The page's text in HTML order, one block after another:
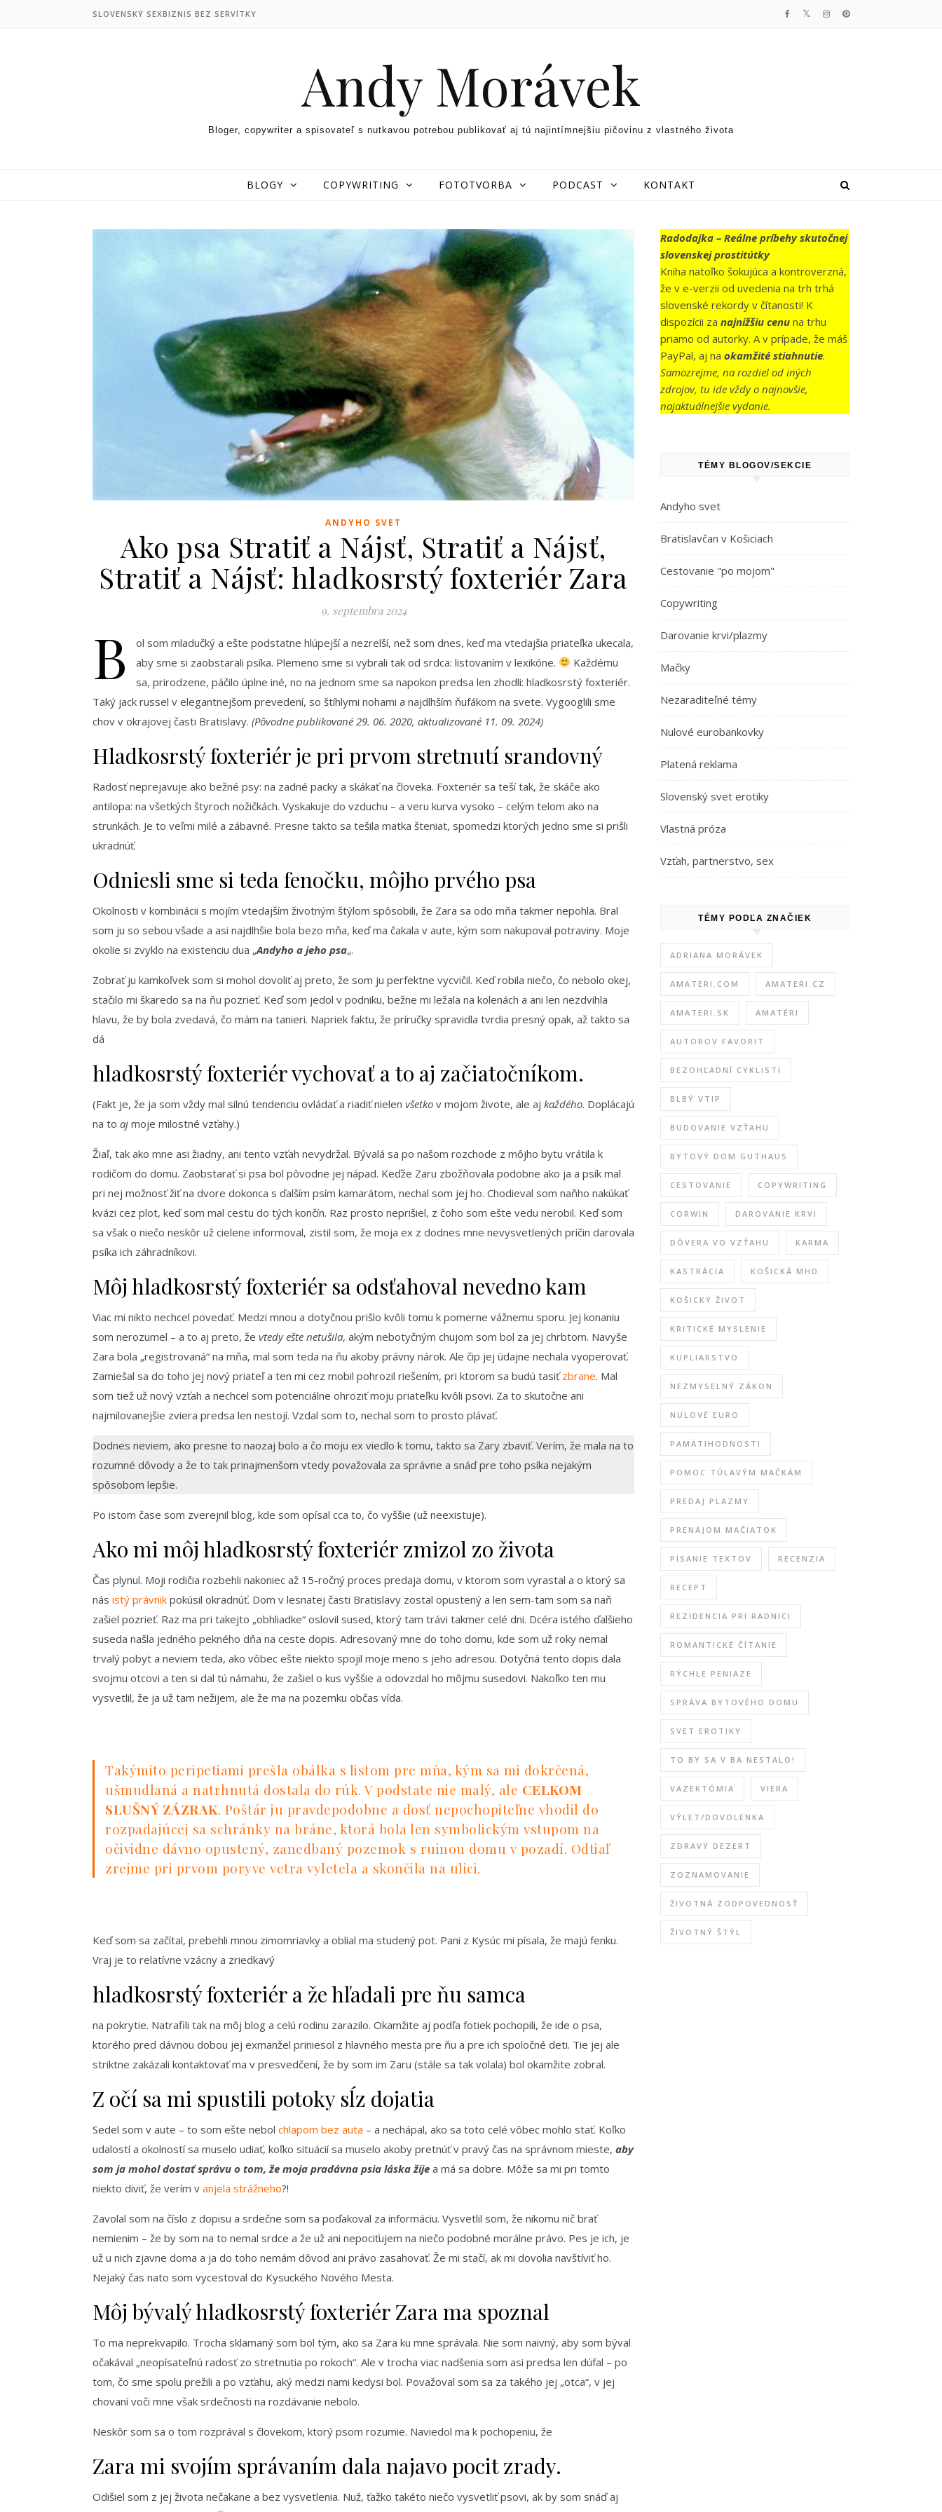
SLOVENSKÝ SEXBIZNIS BEZ SERVÍTKY
Andy Morávek
Bloger, copywriter a spisovateľ s nutkavou potrebou publikovať aj tú najintímnejšiu pičovinu z vlastného života
BLOGY COPYWRITING FOTOTVORBA PODCAST KONTAKT
ANDYHO SVET
Ako psa Stratiť a Nájsť, Stratiť a Nájsť,
Stratiť a Nájsť: hladkosrstý foxteriér Zara
9. septembra 2024
B
ol som mladučký a ešte podstatne hlúpejší a nezrelší, než som dnes, keď ma vtedajšia priateľka ukecala,
aby sme si zaobstarali psíka. Plemeno sme si vybrali tak od srdca: listovaním v lexikóne.
Každému
sa, prirodzene, páčilo úplne iné, no na jednom sme sa napokon predsa len zhodli: hladkosrstý foxteriér.
Taký jack russel v elegantnejšom prevedení, so štíhlymi nohami a najdlhším ňufákom na svete. Vygooglili sme
chov v okrajovej časti Bratislavy. (Pôvodne publikované 29. 06. 2020, aktualizované 11. 09. 2024)
Hladkosrstý foxteriér je pri prvom stretnutí srandovný
Radosť neprejavuje ako bežné psy: na zadné packy a skákať na človeka. Foxteriér sa teší tak, že skáče ako
antilopa: na všetkých štyroch nožičkách. Vyskakuje do vzduchu – a veru kurva vysoko – celým telom ako na
strunkách. Je to veľmi milé a zábavné. Presne takto sa tešila matka šteniat, spomedzi ktorých jedno sme si prišli
ukradnúť.
Odniesli sme si teda fenočku, môjho prvého psa
Okolnosti v kombinácii s mojím vtedajším životným štýlom spôsobili, že Zara sa odo mňa takmer nepohla. Bral
som ju so sebou všade a asi najdlhšie bola bezo mňa, keď ma čakala v aute, kým som nakupoval potraviny. Moje
okolie si zvyklo na existenciu dua „Andyho a jeho psa„.
Zobrať ju kamkoľvek som si mohol dovoliť aj preto, že som ju perfektne vycvičil. Keď robila niečo, čo nebolo okej,
stačilo mi škaredo sa na ňu pozrieť. Keď som jedol v podniku, bežne mi ležala na kolenách a ani len nezdvihla
hlavu, že by bola zvedavá, čo mám na tanieri. Napriek faktu, že príručky spravidla tvrdia presný opak, až takto sa
dá
hladkosrstý foxteriér vychovať a to aj začiatočníkom.
(Fakt je, že ja som vždy mal silnú tendenciu ovládať a riadiť nielen všetko v mojom živote, ale aj každého. Doplácajú
na to aj moje milostné vzťahy.)
Žiaľ, tak ako mne asi žiadny, ani tento vzťah nevydržal. Bývalá sa po našom rozchode z môjho bytu vrátila k
rodičom do domu. Zaobstarať si psa bol pôvodne jej nápad. Keďže Zaru zbožňovala podobne ako ja a psík mal
pri nej možnosť žiť na dvore dokonca s ďalším psím kamarátom, nechal som jej ho. Chodieval som naňho nakúkať
kvázi cez plot, keď som mal cestu do tých končín. Raz prosto neprišiel, z čoho som ešte vedu nerobil. Keď som
sa však o niečo neskôr už cielene informoval, zistil som, že moja ex z dodnes mne nevysvetlených príčin darovala
psíka ich záhradníkovi.
Môj hladkosrstý foxteriér sa odsťahoval nevedno kam
Viac mi nikto nechcel povedať. Medzi mnou a dotyčnou prišlo kvôli tomu k pomerne vážnemu sporu. Jej konaniu
som nerozumel – a to aj preto, že vtedy ešte netušila, akým nebotyčným chujom som bol za jej chrbtom. Navyše
Zara bola „registrovaná“ na mňa, mal som teda na ňu akoby právny nárok. Ale čip jej údajne nechala vyoperovať.
Zamiešal sa do toho jej nový priateľ a ten mi cez mobil pohrozil riešením, pri ktorom sa budú tasiťzbrane. Mal
som tiež už nový vzťah a nechcel som potenciálne ohroziť moju priateľku kvôli psovi. Za to skutočne ani
najmilovanejšie zviera predsa len nestojí. Vzdal som to, nechal som to prosto plávať.
Dodnes neviem, ako presne to naozaj bolo a čo moju ex viedlo k tomu, takto sa Zary zbaviť. Verím, že mala na to
rozumné dôvody a že to tak prinajmenšom vtedy považovala za správne a snáď pre toho psíka nejakým
spôsobom lepšie.
Po istom čase som zverejnil blog, kde som opísal cca to, čo vyššie (už neexistuje).
Ako mi môj hladkosrstý foxteriér zmizol zo života
Čas plynul. Moji rodičia rozbehli nakoniec až 15-ročný proces predaja domu, v ktorom som vyrastal a o ktorý sa
nás istý právnik pokúsil okradnúť. Dom v lesnatej časti Bratislavy zostal opustený a len sem-tam som sa naň
zašiel pozrieť. Raz ma pri takejto „obhliadke“ oslovil sused, ktorý tam trávi takmer celé dni. Dcéra istého ďalšieho
suseda našla jedného pekného dňa na ceste dopis. Adresovaný mne do toho domu, kde som už roky nemal
trvalý pobyt a neviem teda, ako vôbec ešte niekto spojil moje meno s jeho adresou. Dotyčná tento dopis dala
svojmu otcovi a ten si dal tú námahu, že zašiel o kus vyššie a odovzdal ho môjmu susedovi. Nakoľko ten mu
vysvetlil, že ja už tam nežijem, ale že ma na pozemku občas vída.
Takýmito peripetiami prešla obálka s listom pre mňa, kým sa mi dokrčená,
ušmudlaná a natrhnutá dostala do rúk. V podstate nie malý, ale CELKOM
SLUŠNÝ ZÁZRAK. Poštár ju pravdepodobne a dosť nepochopiteľne vhodil do
rozpadajúcej sa schránky na bráne, ktorá bola len symbolickým vstupom na
očividne dávno opustený, zanedbaný pozemok s ruinou domu v pozadí. Odtiaľ
zrejme pri prvom poryve vetra vyletela a skončila na ulici.
Keď som sa začítal, prebehli mnou zimomriavky a oblial ma studený pot. Pani z Kysúc mi písala, že majú fenku.
Vraj je to relatívne vzácny a zriedkavý
hladkosrstý foxteriér a že hľadali pre ňu samca
na pokrytie. Natrafili tak na môj blog a celú rodinu zarazilo. Okamžite aj podľa fotiek pochopili, že ide o psa,
ktorého pred dávnou dobou jej exmanžel priniesol z hlavného mesta pre ňu a pre ich spoločné deti. Tie jej ale
striktne zakázali kontaktovať ma v presvedčení, že by som im Zaru (stále sa tak volala) bol okamžite zobral.
Z očí sa mi spustili potoky sĺz dojatia
Sedel som v aute – to som ešte nebol chlapom bez auta – a nechápal, ako sa toto celé vôbec mohlo stať. Koľko
udalostí a okolností sa muselo udiať, koľko situácií sa muselo akoby pretnúť v pravý čas na správnom mieste, aby
som ja mohol dostať správu o tom, že moja pradávna psia láska žije a má sa dobre. Môže sa mi pri tomto
niekto diviť, že verím v anjela strážneho?!
Zavolal som na číslo z dopisu a srdečne som sa poďakoval za informáciu. Vysvetlil som, že nikomu nič brať
nemienim – že by som na to nemal srdce a že už ani nepociťujem na niečo podobné morálne právo. Pes je ich, je
už u nich zjavne doma a ja do toho nemám dôvod ani právo zasahovať. Že mi stačí, ak mi dovolia navštíviť ho.
Nejaký čas nato som vycestoval do Kysuckého Nového Mesta.
Môj bývalý hladkosrstý foxteriér Zara ma spoznal
To ma neprekvapilo. Trocha sklamaný som bol tým, ako sa Zara ku mne správala. Nie som naivný, aby som býval
očakával „neopísateľnú radosť zo stretnutia po rokoch“. Ale v trocha viac nadšenia som asi predsa len dúfal – po
tom, čo sme spolu prežili a po vzťahu, aký medzi nami kedysi bol. Považoval som sa za takého jej „otca“, v jej
chovaní voči mne však srdečnosti na rozdávanie nebolo.
Neskôr som sa o tom rozprával s človekom, ktorý psom rozumie. Naviedol ma k pochopeniu, že
Zara mi svojím správaním dala najavo pocit zrady.
Odišiel som z jej života nečakane a bez vysvetlenia. Nuž, ťažko takéto niečo vysvetliť psovi, ak by som snáď aj
Radodajka – Reálne príbehy skutočnej
slovenskej prostitútky
Kniha natoľko šokujúca a kontroverzná,
že v e-verzii od uvedenia na trh trhá
slovenské rekordy v čítanosti! K
dispozícii za najnižšiu cenu na trhu
priamo od autorky. A v prípade, že máš
PayPal, aj na okamžité stiahnutie.
Samozrejme, na rozdiel od iných
zdrojov, tu ide vždy o najnovšie,
najaktuálnejšie vydanie.
TÉMY BLOGOV/SEKCIE
Andyho svet
Bratislavčan v Košiciach
Cestovanie "po mojom"
Copywriting
Darovanie krvi/plazmy
Mačky
Nezaraditeľné témy
Nulové eurobankovky
Platená reklama
Slovenský svet erotiky
Vlastná próza
Vzťah, partnerstvo, sex
TÉMY PODĽA ZNAČIEK
ADRIANA MORÁVEK
AMATERI.COM AMATERI.CZ
AMATERI.SK AMATÉRI
AUTOROV FAVORIT
BEZOHĽADNÍ CYKLISTI
BLBÝ VTIP
BUDOVANIE VZŤAHU
BYTOVÝ DOM GUTHAUS
CESTOVANIE COPYWRITING
CORWIN DAROVANIE KRVI
DÔVERA VO VZŤAHU KARMA
KASTRÁCIA KOŠICKÁ MHD
KOŠICKÝ ŽIVOT
KRITICKÉ MYSLENIE
KUPLIARSTVO
NEZMYSELNÝ ZÁKON
NULOVÉ EURO
PAMÄTIHODNOSTI
POMOC TÚLAVÝM MAČKÁM
PREDAJ PLAZMY
PRENÁJOM MAČIATOK
PÍSANIE TEXTOV RECENZIA
RECEPT
REZIDENCIA PRI RADNICI
ROMANTICKÉ ČÍTANIE
RÝCHLE PENIAZE
SPRÁVA BYTOVÉHO DOMU
SVET EROTIKY
TO BY SA V BA NESTALO!
VAZEKTÓMIA VIERA
VÝLET/DOVOLENKA
ZDRAVÝ DEZERT
ZOZNAMOVANIE
ŽIVOTNÁ ZODPOVEDNOSŤ
ŽIVOTNÝ ŠTÝL